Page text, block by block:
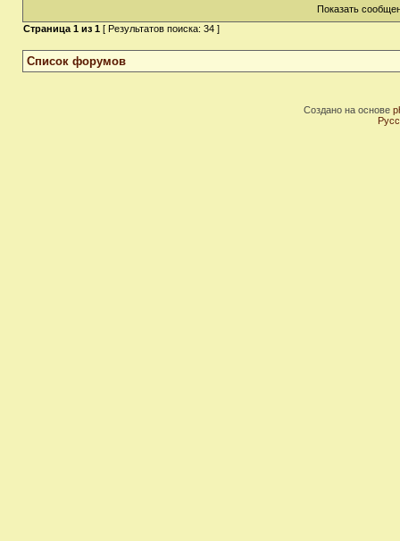
Показать
Страница 1 из 1 [ Результатов поиска: 34 ]
Список форумов
Создано на основе